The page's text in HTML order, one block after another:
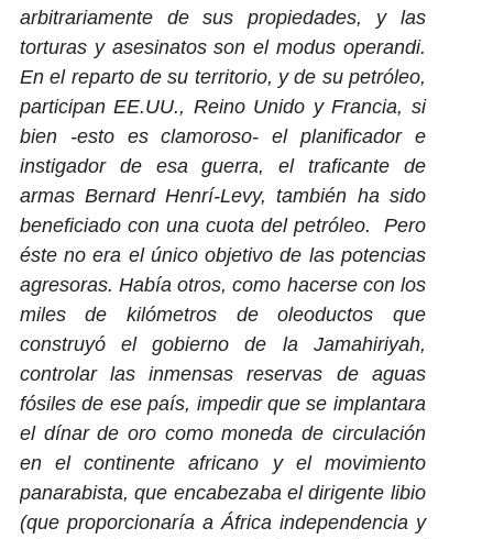
arbitrariamente de sus propiedades, y las
torturas y asesinatos son el modus operandi.
En el reparto de su territorio, y de su petróleo,
participan EE.UU., Reino Unido y Francia, si
bien -esto es clamoroso- el planificador e
instigador de esa guerra, el traficante de
armas Bernard Henrí-Levy, también ha sido
beneficiado con una cuota del petróleo. Pero
éste no era el único objetivo de las potencias
agresoras. Había otros, como hacerse con los
miles de kilómetros de oleoductos que
construyó el gobierno de la Jamahiriyah,
controlar las inmensas reservas de aguas
fósiles de ese país, impedir que se implantara
el dínar de oro como moneda de circulación
en el continente africano y el movimiento
panarabista, que encabezaba el dirigente libio
(que proporcionaría a África independencia y